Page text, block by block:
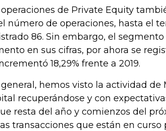
operaciones de Private Equity
número de operaciones, hasta el
86. Sin embargo, el
en sus cifras, por ahora se
18,29% frente a 2019.
general, hemos visto la actividad
recuperándose y con
resta del año y comienzos del
transacciones que están en curso